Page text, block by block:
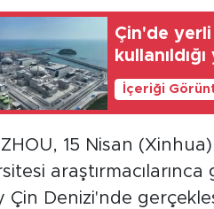
Çin'de
İçeriği
15 Nisan
Çin Denizi'nde